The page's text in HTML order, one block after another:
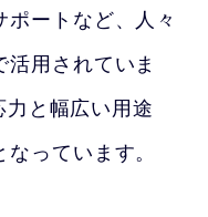
ートなど、人々
用されていま
と幅広い用途
っています。